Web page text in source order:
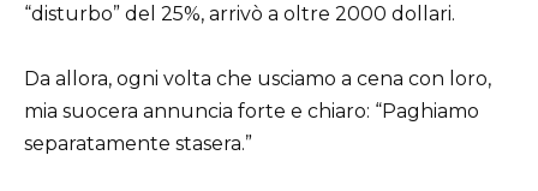
“disturbo” del 25%, arrivò a oltre 2000 dollari.
Da allora, ogni volta che usciamo a cena con loro,
mia suocera annuncia forte e chiaro: “Paghiamo
separatamente stasera.”